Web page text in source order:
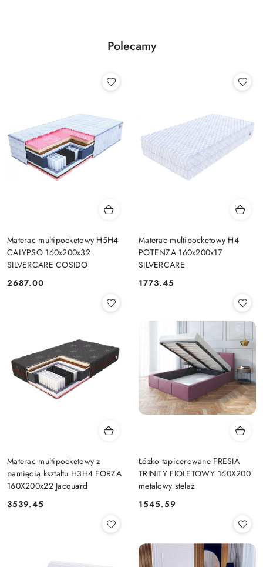
Polecamy
Materac multipocketowy H5H4
CALYPSO 160x200x32
SILVERCARE COSIDO
Cena:
2687.00
Materac multipocketowy H4
POTENZA 160x200x17
SILVERCARE
Cena:
1773.45
Materac multipocketowy z
pamięcią kształtu H3H4 FORZA
160X200x22 Jacquard
Cena:
3539.45
Łóżko tapicerowane FRESIA
TRINITY FIOLETOWY 160X200
metalowy stelaż
Cena:
1545.59